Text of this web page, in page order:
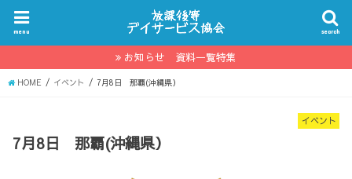
search
menu
お知らせ 資料一覧特集
HOME イベント 7月8日 那覇(沖縄県）
イベント
7月8日 那覇(沖縄県）